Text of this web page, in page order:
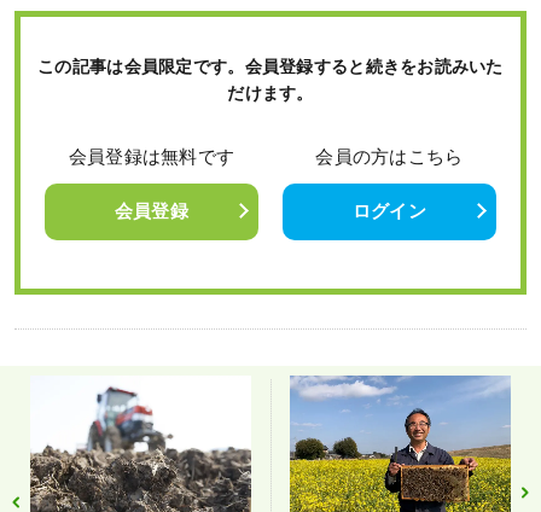
この記事は会員限定です。会員登録すると続きをお読みいた
だけます。
会員登録は無料です
会員登録
会員の方はこちら
ログイン